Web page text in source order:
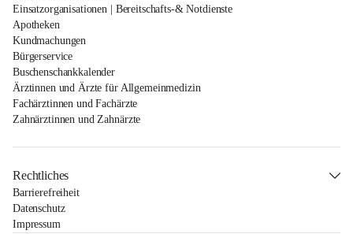
Einsatzorganisationen | Bereitschafts-& Notdienste
Apotheken
Kundmachungen
Bürgerservice
Buschenschankkalender
Ärztinnen und Ärzte für Allgemeinmedizin
Fachärztinnen und Fachärzte
Zahnärztinnen und Zahnärzte
Rechtliches
Barrierefreiheit
Datenschutz
Impressum